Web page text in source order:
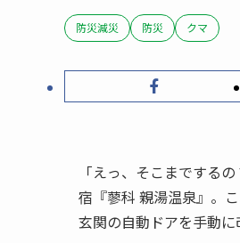
防災減災 防災 クマ
「えっ、そこまでする
宿『蓼科 親湯温泉』。
玄関の自動ドアを手動に